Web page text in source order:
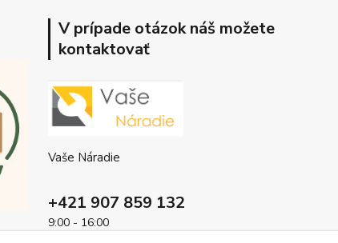
V prípade otázok náš možete
kontaktovať
Vaše Náradie
+421 907 859 132
9:00 - 16:00